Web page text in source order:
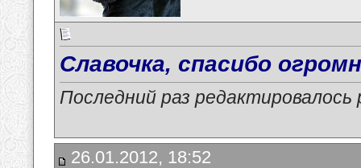
Славочка, спасибо
Последний раз
26.01.2012, 18:52